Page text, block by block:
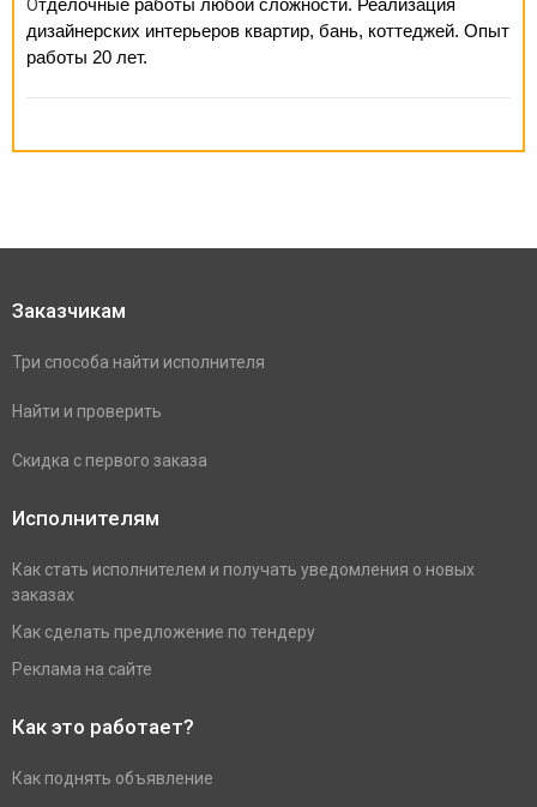
О
дизайнерских интерьеров квартир, бань, коттеджей. Опыт
работы 20 лет.
Заказчикам
Три способа найти исполнителя
Найти и проверить
Скидка с первого заказа
Исполнителям
Как стать исполнителем и получать уведомления о новых
заказах
Как сделать предложение по тендеру
Реклама на сайте
Как это работает?
Как поднять объявление